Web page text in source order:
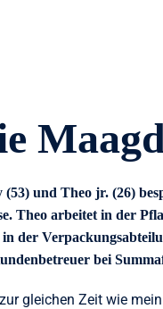
(53) und Theo jr. (26)
Theo arbeitet in der
der
bei
gleichen Zeit wie